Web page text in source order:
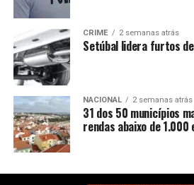
CRIME 2 semanas atrás
Setúbal lidera furtos
NACIONAL 2 semanas atrás
31 dos 50 municípios
rendas abaixo de 1.000